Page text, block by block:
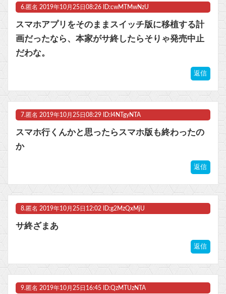
6. 匿名 2019年10月25日08:26 ID:cwMTMwNzU
スマホアプリをそのままスイッチ版に移植する計
画だったなら、本家がサ終したらそりゃ発売中止
だわな。
返信
7. 匿名 2019年10月25日08:29 ID:I4NTgyNTA
スマホ行くんかと思ったらスマホ版も終わったの
か
返信
8. 匿名 2019年10月25日12:02 ID:g2MzQxMjU
サ終ざまあ
返信
9. 匿名 2019年10月25日16:45 ID:QzMTUzNTA